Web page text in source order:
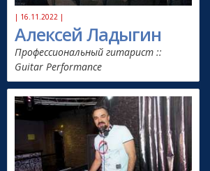
| 16.11.2022 |
Алексей Ладыгин
Профессиональный гитарист ::
Guitar Performance